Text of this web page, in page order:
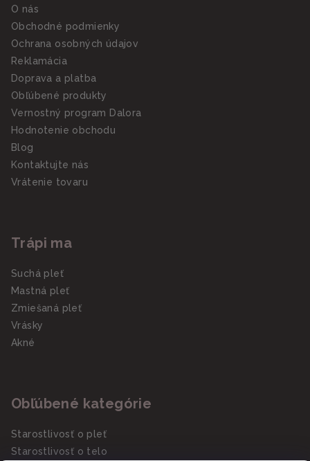
O nás
Obchodné podmienky
Ochrana osobných údajov
Reklamácia
Doprava a platba
Obľúbené produkty
Vernostný program Dalora
Hodnotenie obchodu
Blog
Kontaktujte nás
Vrátenie tovaru
Trápi ma
Suchá pleť
Mastná pleť
Zmiešaná pleť
Vrásky
Akné
Obľúbené kategórie
Starostlivosť o pleť
Starostlivosť o telo